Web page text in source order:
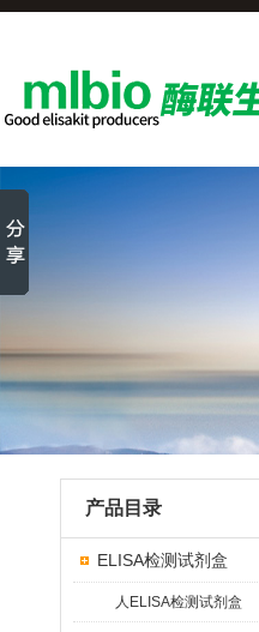
产品目录
ELISA检测试剂盒
人ELISA检测试剂盒